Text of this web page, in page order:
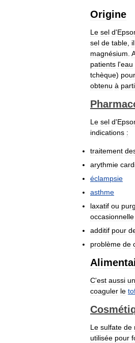
Origine
Le sel d'
sel de table il
magnésium A
patients l'eau
tchèque) pour
obtenu à
Le sel d'
indications :
traitement
arythmie
éclampsie
asthme
laxatif ou
occasionnelle
additif pour
problème de
C'est aussi un
coaguler le
Le sulfate de
utilisée pour